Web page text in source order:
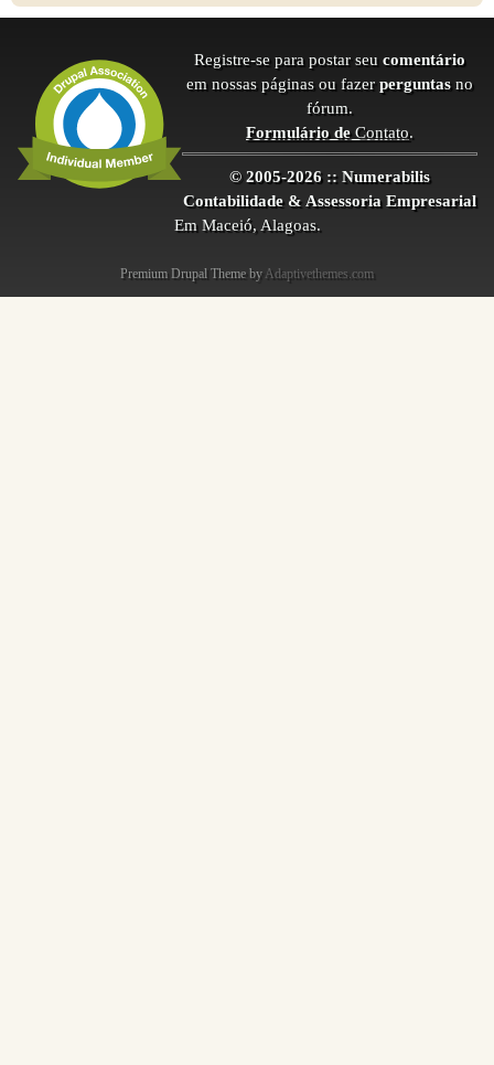
Registre-se para postar seu comentário
em nossas páginas ou fazer perguntas no
fórum.
Formulário deContato.
© 2005-2026 :: Numerabilis
Contabilidade & Assessoria Empresarial
Em Maceió, Alagoas.
Premium Drupal Theme by Adaptivethemes.com